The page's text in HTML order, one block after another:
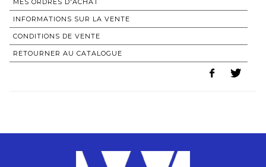
INFORMATIONS SUR LA VENTE
CONDITIONS DE VENTE
RETOURNER AU CATALOGUE